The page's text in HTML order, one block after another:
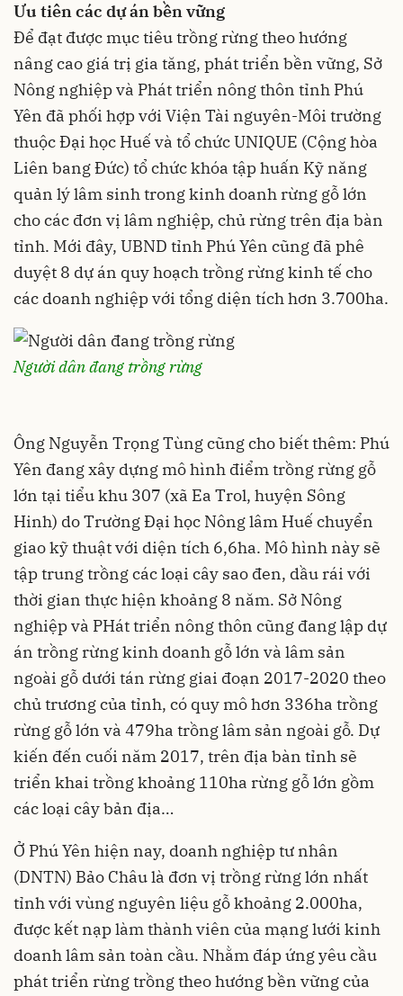
Ưu tiên các dự án bền vững
Để đạt được mục tiêu trồng rừng theo hướng
nâng cao giá trị gia tăng, phát triển bền vững, Sở
Nông nghiệp và Phát triển nông thôn tỉnh Phú
Yên đã phối hợp với Viện Tài nguyên-Môi trường
thuộc Đại học Huế và tổ chức UNIQUE (Cộng hòa
Liên bang Đức) tổ chức khóa tập huấn Kỹ năng
quản lý lâm sinh trong kinh doanh rừng gỗ lớn
cho các đơn vị lâm nghiệp, chủ rừng trên địa bàn
tỉnh. Mới đây, UBND tỉnh Phú Yên cũng đã phê
duyệt 8 dự án quy hoạch trồng rừng kinh tế cho
các doanh nghiệp với tổng diện tích hơn 3.700ha.
Người dân đang trồng rừng
Ông Nguyễn Trọng Tùng cũng cho biết thêm: Phú
Yên đang xây dựng mô hình điểm trồng rừng gỗ
lớn tại tiểu khu 307 (xã Ea Trol, huyện Sông
Hinh) do Trường Đại học Nông lâm Huế chuyển
giao kỹ thuật với diện tích 6,6ha. Mô hình này sẽ
tập trung trồng các loại cây sao đen, dầu rái với
thời gian thực hiện khoảng 8 năm. Sở Nông
nghiệp và PHát triển nông thôn cũng đang lập dự
án trồng rừng kinh doanh gỗ lớn và lâm sản
ngoài gỗ dưới tán rừng giai đoạn 2017-2020 theo
chủ trương của tỉnh, có quy mô hơn 336ha trồng
rừng gỗ lớn và 479ha trồng lâm sản ngoài gỗ. Dự
kiến đến cuối năm 2017, trên địa bàn tỉnh sẽ
triển khai trồng khoảng 110ha rừng gỗ lớn gồm
các loại cây bản địa…
Ở Phú Yên hiện nay, doanh nghiệp tư nhân
(DNTN) Bảo Châu là đơn vị trồng rừng lớn nhất
tỉnh với vùng nguyên liệu gỗ khoảng 2.000ha,
được kết nạp làm thành viên của mạng lưới kinh
doanh lâm sản toàn cầu. Nhằm đáp ứng yêu cầu
phát triển rừng trồng theo hướng bền vững của